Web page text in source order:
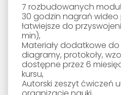
7 rozbudowanych
30 godzin nagrań
łatwiejsze do
min),
Materiały dodatkowe
diagramy, protokoły,
dostępne przez 6
kursu,
Autorski zeszyt ćwiczeń